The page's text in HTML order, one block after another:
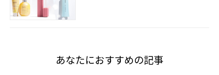
あなたにおすすめの記事